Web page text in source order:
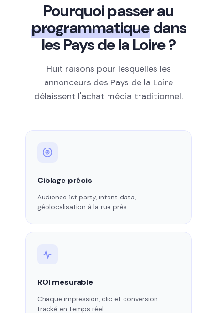
Pourquoi passer au
programmatiquedans
les Pays de la Loire ?
Huit raisons pour lesquelles les
annonceurs des Pays de la Loire
délaissent l'achat média traditionnel.
Ciblage précis
Audience 1st party, intent data,
géolocalisation à la rue près.
ROI mesurable
Chaque impression, clic et conversion
tracké en temps réel.